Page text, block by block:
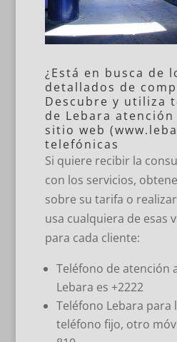
¿Está en busca de
detallados de
Descubre y utiliza
de Lebara
sitio web (
telefónicas
Si quiere recibir la
con los servicios,
sobre su tarifa o
usa cualquiera de esas
para cada cliente:
Teléfono de atención
Lebara es +2222
Teléfono Lebara para
teléfono fijo, otro